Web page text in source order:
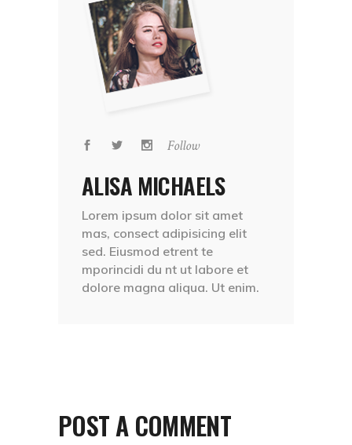
Follow
ALISA MICHAELS
Lorem ipsum dolor sit amet
mas, consect adipisicing elit
sed. Eiusmod etrent te
mporincidi du nt ut labore et
dolore magna aliqua. Ut enim.
POST A COMMENT